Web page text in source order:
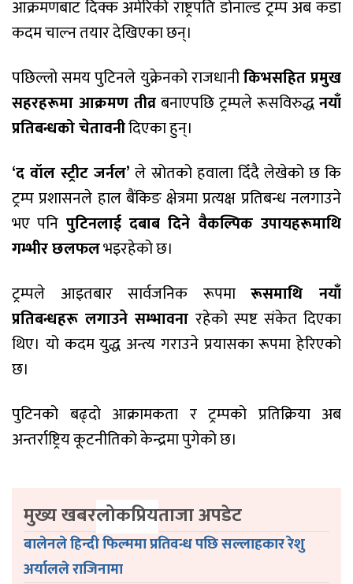
आक्रमणबाट दिक्क अमेरिकी राष्ट्रपति डोनाल्ड ट्रम्प अब कडा
कदम चाल्न तयार देखिएका छन्।
पछिल्लो समय पुटिनले युक्रेनको राजधानीकिभसहित प्रमुख
सहरहरूमा आक्रमण तीव्रबनाएपछि ट्रम्पले रूसविरुद्धनयाँ
प्रतिबन्धको चेतावनीदिएका हुन्।
‘द वॉल स्ट्रीट जर्नल’ ले स्रोतको हवाला दिँदै लेखेको छ कि
ट्रम्प प्रशासनले हाल बैंकिङ क्षेत्रमा प्रत्यक्ष प्रतिबन्ध नलगाउने
भए पनि पुटिनलाई दबाब दिने वैकल्पिक उपायहरूमाथि
गम्भीर छलफलभइरहेको छ।
ट्रम्पले आइतबार सार्वजनिक रूपमारूसमाथि नयाँ
प्रतिबन्धहरू लगाउने सम्भावना रहेको स्पष्ट संकेत दिएका
थिए। यो कदम युद्ध अन्त्य गराउने प्रयासका रूपमा हेरिएको
छ।
पुटिनको बढ्दो आक्रामकता र ट्रम्पको प्रतिक्रिया अब
अन्तर्राष्ट्रिय कूटनीतिको केन्द्रमा पुगेको छ।
मुख्य खबरलोकप्रियताजा अपडेट
बालेनले हिन्दी फिल्ममा प्रतिवन्ध पछि सल्लाहकार रेशु
अर्यालले राजिनामा